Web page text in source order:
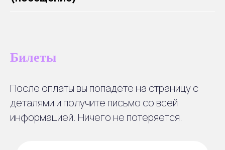
Билеты
После оплаты вы попадёте на страницу с
деталями и получите письмо со всей
информацией. Ничего не потеряется.